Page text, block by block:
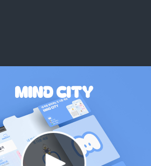
MIND CITY